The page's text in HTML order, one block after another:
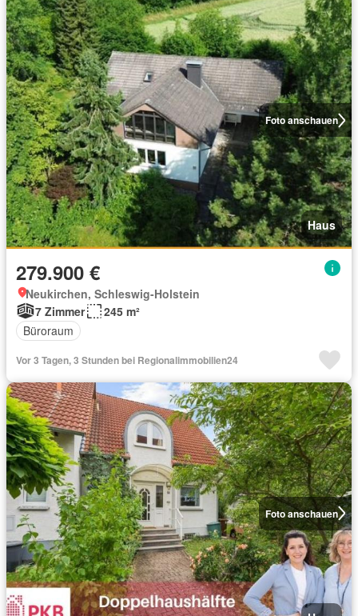
Foto anschauen
Haus
279.900 €
Neukirchen, Schleswig-Holstein
7 Zimmer
245 m²
Büroraum
Vor 3 Tagen, 3 Stunden bei Regionalimmobilien24
Foto anschauen